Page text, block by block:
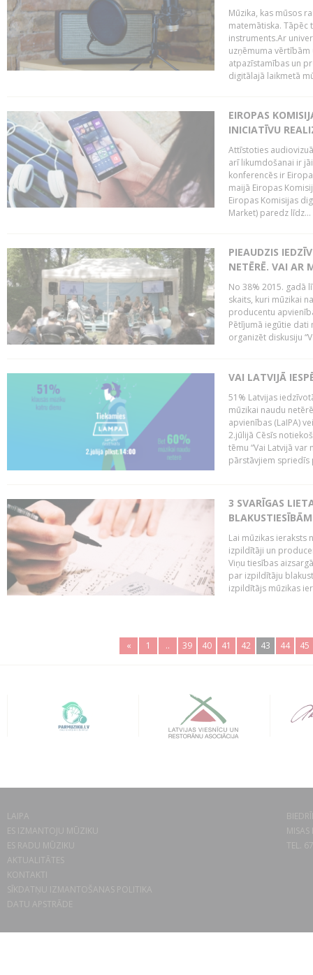
Mūzika, kas mūsos
matemātiska. Tāpēc
instruments.Ar
uzņēmuma
atpazīstamības un
digitālajā laikmetā
EIROPAS
INICIATĪVU
Attīstoties
arī likumdošanai ir
konferencēs ir
maijā Eiropas
Eiropas Komisijas
Market) paredz līdz...
PIEAUDZIS
NETĒRĒ. VAI AR
No 38% 2015. gadā
skaits, kuri mūzikai
producentu
Pētījumā iegūtie dati
organizēt diskusiju
VAI LATVIJĀ
51% Latvijas
mūzikai naudu
apvienības (LaIPA)
2.jūlijā Cēsīs
tēmu “Vai Latvijā
pārstāvjiem spriedīs
3 SVARĪGAS
BLAKUSTIESĪBĀM
Lai mūzikas ieraksts
izpildītāji un
Viņu tiesības
par izpildītāju
izpildītājs mūzikas
« 1 .. 39 40 41 42 43 44 45
LAIPA
ES IZMANTOJU MŪZIKU
ES RADU MŪZIKU
AKTUALITĀTES
KONTAKTI
SĪKDATŅU IZMANTOŠANAS POLITIKA
DATU APSTRĀDE
TEL.